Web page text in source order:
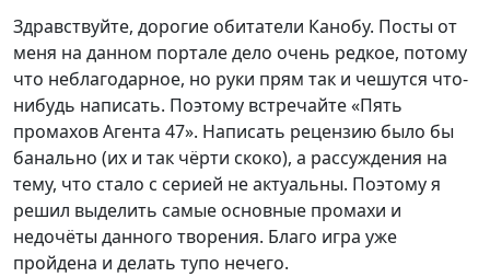
Здравствуйте, дорогие обитатели Канобу. Посты от
меня на данном портале дело очень редкое, потому
что неблагодарное, но руки прям так и чешутся что-
нибудь написать. Поэтому встречайте «Пять
промахов Агента 47». Написать рецензию было бы
банально (их и так чёрти скоко), а рассуждения на
тему, что стало с серией не актуальны. Поэтому я
решил выделить самые основные промахи и
недочёты данного творения. Благо игра уже
пройдена и делать тупо нечего.